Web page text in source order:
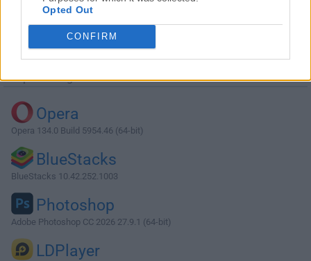
Opted Out
CONFIRM
Descargar Zotero 7.0.32
¿Por qué se publica esta aplicación en Filehorse? (
información)
Top Descargas
Opera
Opera 134.0 Build 5954.46 (64-bit)
BlueStacks
BlueStacks 10.42.252.1003
Photoshop
Adobe Photoshop CC 2026 27.9.1 (64-bit)
LDPlayer